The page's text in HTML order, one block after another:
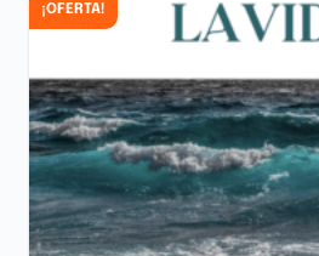
¡OFERTA!